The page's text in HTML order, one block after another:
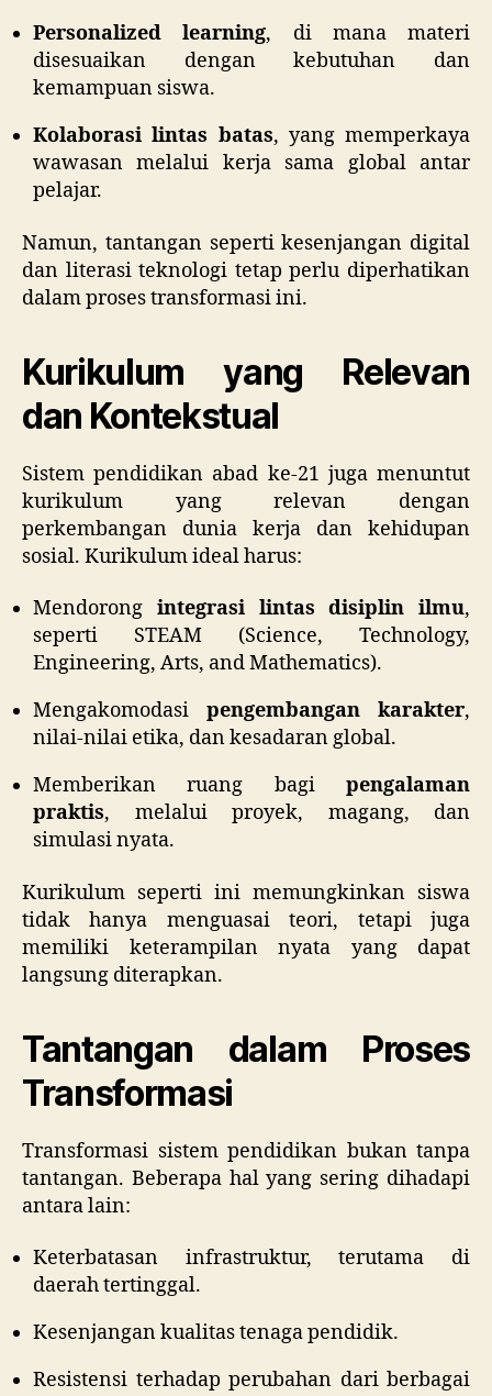
Personalized learning, di mana materi
disesuaikan dengan kebutuhan dan
kemampuan siswa.
Kolaborasi lintas batas, yang memperkaya
wawasan melalui kerja sama global antar
pelajar.
Namun, tantangan seperti kesenjangan digital
dan literasi teknologi tetap perlu diperhatikan
dalam proses transformasi ini.
Kurikulum yang Relevan
dan Kontekstual
Sistem pendidikan abad ke-21 juga menuntut
kurikulum yang relevan dengan
perkembangan dunia kerja dan kehidupan
sosial. Kurikulum ideal harus:
Mendorong integrasi lintas disiplin ilmu,
seperti STEAM (Science, Technology,
Engineering, Arts, and Mathematics).
Mengakomodasi pengembangan karakter,
nilai-nilai etika, dan kesadaran global.
Memberikan ruang bagi pengalaman
praktis, melalui proyek, magang, dan
simulasi nyata.
Kurikulum seperti ini memungkinkan siswa
tidak hanya menguasai teori, tetapi juga
memiliki keterampilan nyata yang dapat
langsung diterapkan.
Tantangan dalam Proses
Transformasi
Transformasi sistem pendidikan bukan tanpa
tantangan. Beberapa hal yang sering dihadapi
antara lain:
Keterbatasan infrastruktur, terutama di
daerah tertinggal.
Kesenjangan kualitas tenaga pendidik.
Resistensi terhadap perubahan dari berbagai